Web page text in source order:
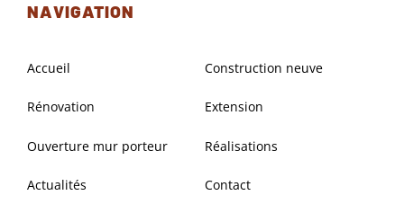
NAVIGATION
Accueil Construction neuve
Rénovation Extension
Ouverture mur porteur Réalisations
Actualités Contact